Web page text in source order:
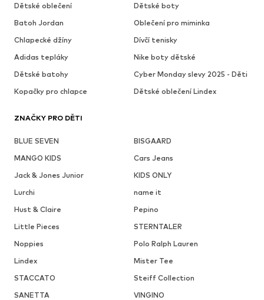
Dětské oblečení
Dětské boty
Batoh Jordan
Oblečení pro miminka
Chlapecké džíny
Dívčí tenisky
Adidas tepláky
Nike boty dětské
Dětské batohy
Cyber Monday slevy 2025 - Děti
Kopačky pro chlapce
Dětské oblečení Lindex
ZNAČKY PRO DĚTI
BLUE SEVEN
BISGAARD
MANGO KIDS
Cars Jeans
Jack & Jones Junior
KIDS ONLY
Lurchi
name it
Hust & Claire
Pepino
Little Pieces
STERNTALER
Noppies
Polo Ralph Lauren
Lindex
Mister Tee
STACCATO
Steiff Collection
SANETTA
VINGINO